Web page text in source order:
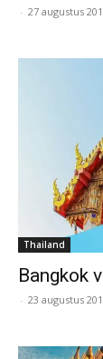
- 27 augustus
Thailand
Bangkok
- 23 augustus